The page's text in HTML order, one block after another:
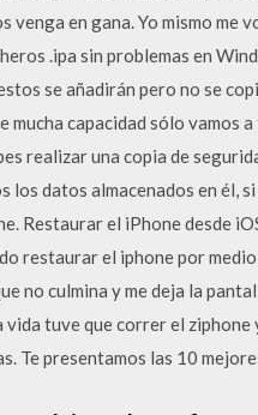
venga en gana. Yo mismo
.ipa sin problemas en
se añadirán pero no se
capacidad sólo vamos
realizar una copia de
los datos almacenados en él,
Restaurar el iPhone desde
restaurar el iphone por
no culmina y me deja la
tuve que correr el
Te presentamos las 10